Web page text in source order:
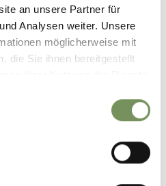
an unsere Partner für
Analysen weiter. Unsere
möglicherweise mit
die Sie ihnen bereitgestellt